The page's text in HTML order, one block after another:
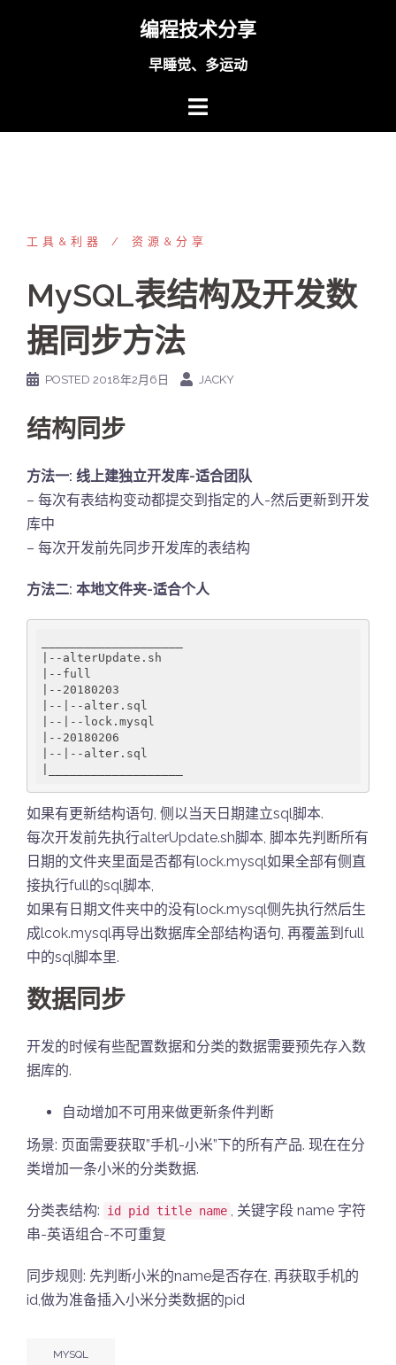
编程技术分享
早睡觉、多运动
工具&利器 资源&分享
MySQL表结构及开发数
据同步方法
POSTED 2018年2月6日 JACKY
结构同步
方法一: 线上建独立开发库-适合团队
– 每次有表结构变动都提交到指定的人-然后更新到开发
库中
– 每次开发前先同步开发库的表结构
方法二: 本地文件夹-适合个人
|--alterUpdate.sh
|--full
|--20180203
|--|--alter.sql
|--|--lock.mysql
|--20180206
|--|--alter.sql
如果有更新结构语句, 侧以当天日期建立sql脚本.
每次开发前先执行alterUpdate.sh脚本, 脚本先判断所有
日期的文件夹里面是否都有lock.mysql如果全部有侧直
接执行full的sql脚本,
如果有日期文件夹中的没有lock.mysql侧先执行然后生
成lcok.mysql再导出数据库全部结构语句, 再覆盖到full
中的sql脚本里.
数据同步
开发的时候有些配置数据和分类的数据需要预先存入数
据库的.
自动增加不可用来做更新条件判断
场景: 页面需要获取”手机-小米”下的所有产品. 现在在分
类增加一条小米的分类数据.
分类表结构: id pid title name , 关键字段 name 字符
串-英语组合-不可重复
同步规则: 先判断小米的name是否存在, 再获取手机的
id,做为准备插入小米分类数据的pid
MYSQL